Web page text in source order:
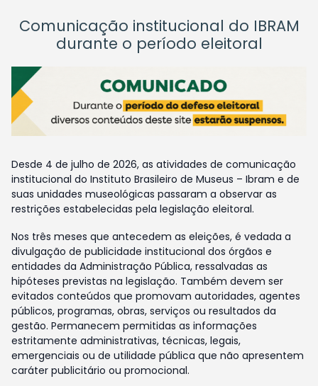
Comunicação institucional do IBRAM
durante o período eleitoral
Desde 4 de julho de 2026, as atividades de comunicação
institucional do Instituto Brasileiro de Museus – Ibram e de
suas unidades museológicas passaram a observar as
restrições estabelecidas pela legislação eleitoral.
Nos três meses que antecedem as eleições, é vedada a
divulgação de publicidade institucional dos órgãos e
entidades da Administração Pública, ressalvadas as
hipóteses previstas na legislação. Também devem ser
evitados conteúdos que promovam autoridades, agentes
públicos, programas, obras, serviços ou resultados da
gestão. Permanecem permitidas as informações
estritamente administrativas, técnicas, legais,
emergenciais ou de utilidade pública que não apresentem
caráter publicitário ou promocional.